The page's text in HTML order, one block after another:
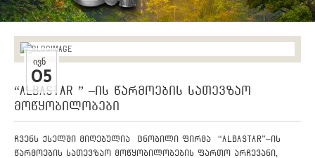
ᲘᲕᲜ
05
“ALBASTAR ” –ის წარმოების სათევზაო
მოწყობილობები
ჩვენს ქსელში მიღებულია ცნობილი ფირმა “ALBASTAR”–ის
წარმოების სათევზაო მოწყობილობების ფართო არჩევანი,